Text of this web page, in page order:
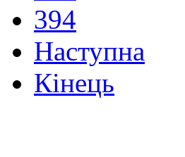
394
Наступна
Кінець